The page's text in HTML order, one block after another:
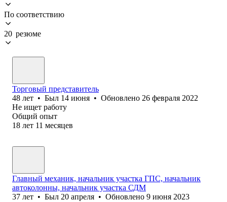
По соответствию
20 резюме
Торговый представитель
48 лет • Был 14 июня • Обновлено 26 февраля 2022
Не ищет работу
Общий опыт
18 лет 11 месяцев
Главный механик, начальник участка ГПС, начальник
автоколонны, начальник участка СДМ
37 лет • Был 20 апреля • Обновлено 9 июня 2023